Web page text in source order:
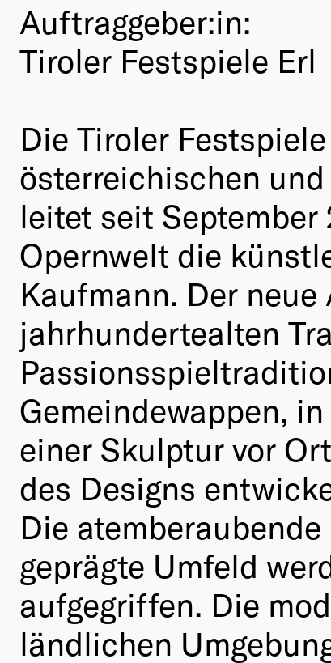
Auftraggeber:in:
Tiroler Festspiele Erl
Die Tiroler
österreichischen
leitet seit
Opernwelt die
Kaufmann. Der
jahrhundertealten
Gemeindewappen,
einer Skulptur vor
des Designs
Die
geprägte Umfeld
aufgegriffen. Die
ländlichen